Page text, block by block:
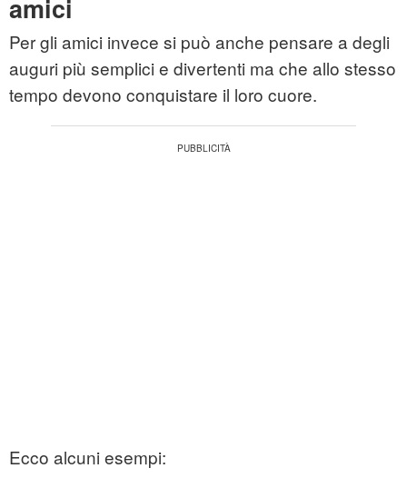
amici
Per gli amici invece si può anche pensare a degli
auguri più semplici e divertenti ma che allo stesso
tempo devono conquistare il loro cuore.
Ecco alcuni esempi: